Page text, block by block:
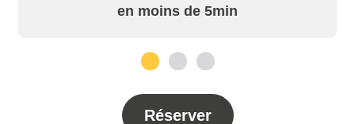
en moins de 5min
Réserver